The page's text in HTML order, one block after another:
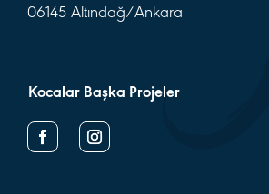
06145 Altındağ/Ankara
Kocalar Başka Projeler